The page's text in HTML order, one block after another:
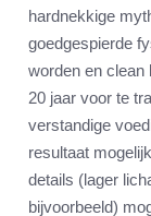
hardnekkige
goedgespierde
worden en clean
20 jaar voor te
verstandige
resultaat
details (lager
bijvoorbeeld)